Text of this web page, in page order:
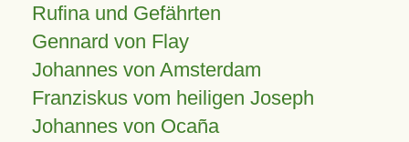
Rufina und Gefährten
Gennard von Flay
Johannes von Amsterdam
Franziskus vom heiligen Joseph
Johannes von Ocaña